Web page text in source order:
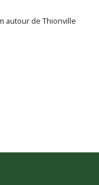
autour de Thionville